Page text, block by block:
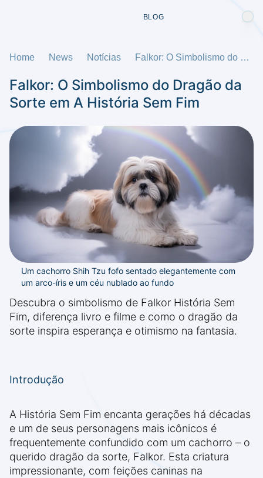
BLOG
Home News Notícias Falkor: O Simbolismo do Dragão da Sorte em A História Sem Fim
Falkor: O Simbolismo do Dragão da
Sorte em A História Sem Fim
Um cachorro Shih Tzu fofo sentado elegantemente com
um arco-íris e um céu nublado ao fundo
Descubra o simbolismo de Falkor História Sem
Fim, diferença livro e filme e como o dragão da
sorte inspira esperança e otimismo na fantasia.
Introdução
A História Sem Fim encanta gerações há décadas
e um de seus personagens mais icônicos é
frequentemente confundido com um cachorro – o
querido dragão da sorte, Falkor. Esta criatura
impressionante, com feições caninas na